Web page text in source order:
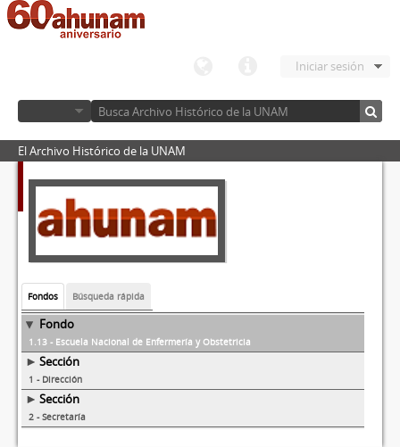
Iniciar sesión
El Archivo Histórico de la UNAM
Fondos Búsqueda rápida
Fondo
1.13 - Escuela Nacional de Enfermería y Obstetricia
Sección
1 - Dirección
Sección
2 - Secretaría